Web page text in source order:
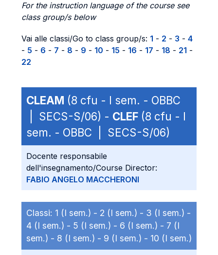
For the instruction language of the course see
class group/s below
Vai alle classi/Go to class group/s: 1 - 2 - 3 - 4
- 5 - 6 - 7 - 8 - 9 - 10 - 15 - 16 - 17 - 18 - 21 -
22
CLEAM (8 cfu - I sem. - OBBC
| SECS-S/06) - CLEF (8 cfu - I
sem. - OBBC | SECS-S/06)
Docente responsabile
dell'insegnamento/Course Director:
FABIO ANGELO MACCHERONI
Classi: 1 (I sem.) - 2 (I sem.) - 3 (I sem.) -
4 (I sem.) - 5 (I sem.) - 6 (I sem.) - 7 (I
sem.) - 8 (I sem.) - 9 (I sem.) - 10 (I sem.)